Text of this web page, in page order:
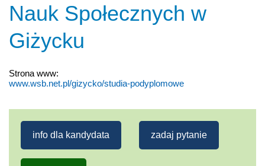
Nauk Społecznych w
Giżycku
Strona www:
www.wsb.net.pl/gizycko/studia-podyplomowe
info dla kandydata zadaj pytanie